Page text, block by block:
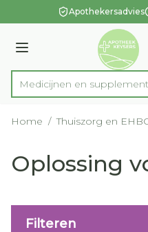
Ga naar de inhoudApothekersadvies
Menu
Product, merk,
Medicijnen en
Home / Thuiszorg en
Oplossing
Filteren